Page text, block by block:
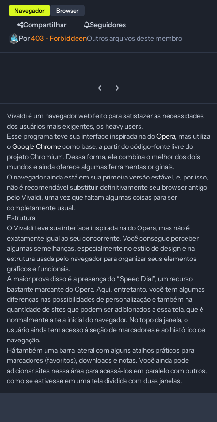
Navegador Browser
Compartilhar
Seguidores
Por403 - ForbiddeenOutros arquivos deste membro
Previous carousel slide
Next carousel slide
Vivaldi é um navegador web feito para satisfazer as necessidades
dos usuários mais exigentes, os heavy users.
Esse programa teve sua interface inspirada na doOpera, mas utiliza
oGoogle Chromecomo base, a partir do código-fonte livre do
projeto Chromium. Dessa forma, ele combina o melhor dos dois
mundos e ainda oferece algumas ferramentas originais.
O navegador ainda está em sua primeira versão estável, e, por isso,
não é recomendável substituir definitivamente seu browser antigo
pelo Vivaldi, uma vez que faltam algumas coisas para ser
completamente usual.
Estrutura
O Vivaldi teve sua interface inspirada na do Opera, mas não é
exatamente igual ao seu concorrente. Você consegue perceber
algumas semelhanças, especialmente no estilo de design e na
estrutura usada pelo navegador para organizar seus elementos
gráficos e funcionais.
A maior prova disso é a presença do “Speed Dial”, um recurso
bastante marcante do Opera. Aqui, entretanto, você tem algumas
diferenças nas possibilidades de personalização e também na
quantidade de sites que podem ser adicionados a essa tela, que é
normalmente a tela inicial do navegador. No topo da janela, o
usuário ainda tem acesso à seção de marcadores e ao histórico de
navegação.
Há também uma barra lateral com alguns atalhos práticos para
marcadores (favoritos), downloads e notas. Você ainda pode
adicionar sites nessa área para acessá-los em paralelo com outros,
como se estivesse em uma tela dividida com duas janelas.